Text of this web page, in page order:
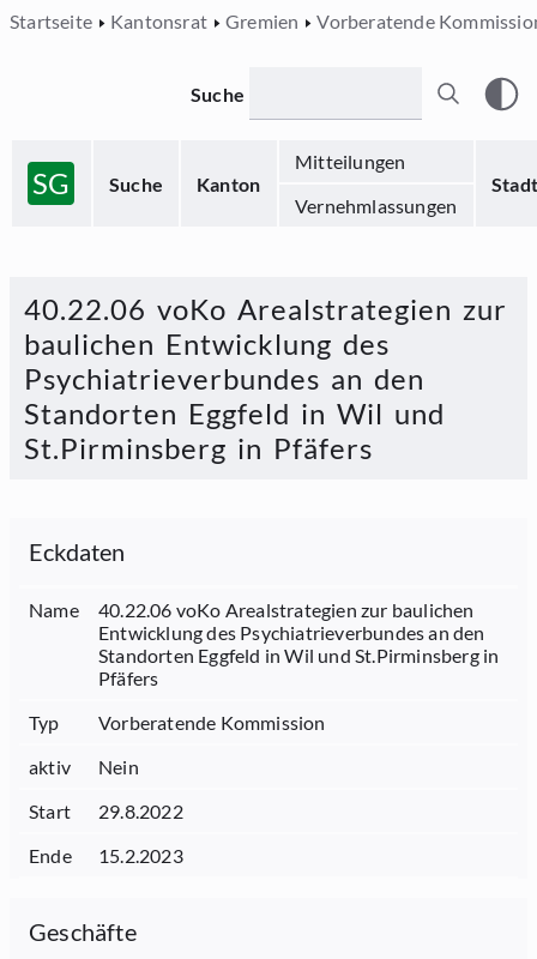
Startseite Kantonsrat Gremien Vorberatende
SG Suche Kanton
Mitteilungen
Stadt
Vernehmlassungen
Suche
40.22.06 voKo Arealstrategien zur
baulichen Entwicklung des
Psychiatrieverbundes an den
Standorten Eggfeld in Wil und
St.Pirminsberg in Pfäfers
Eckdaten
Name
40.22.06 voKo Arealstrategien zur baulichen
Entwicklung des Psychiatrieverbundes an den
Standorten Eggfeld in Wil und St.Pirminsberg in
Pfäfers
Typ
Vorberatende Kommission
aktiv
Nein
Start
29.8.2022
Ende
15.2.2023
Geschäfte